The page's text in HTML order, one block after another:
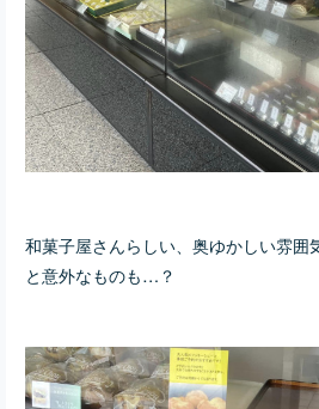
和菓子屋さんらしい、奥ゆかしい雰囲
と意外なものも…？